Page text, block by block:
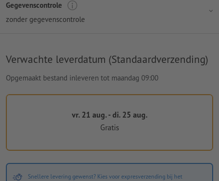
Gegevenscontrole
zonder gegevenscontrole
Verwachte leverdatum (Standaardverzending)
Opgemaakt bestand inleveren tot maandag 09:00
vr. 21 aug. - di. 25 aug.
Gratis
Snellere levering gewenst? Kies voor expresverzending bij het